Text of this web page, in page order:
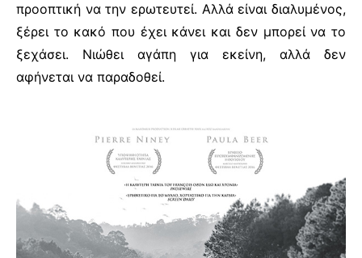
προοπτική να την ερωτευτεί. Αλλά είναι διαλυμένος,
ξέρει το κακό που έχει κάνει και δεν μπορεί να το
ξεχάσει. Νιώθει αγάπη για εκείνη, αλλά δεν
αφήνεται να παραδοθεί.